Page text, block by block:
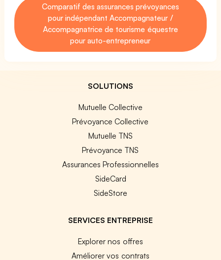
Comparatif des assurances prévoyances
pour indépendant Accompagnateur /
Accompagnatrice de tourisme équestre
pour auto-entrepreneur
SOLUTIONS
Mutuelle Collective
Prévoyance Collective
Mutuelle TNS
Prévoyance TNS
Assurances Professionnelles
SideCard
SideStore
SERVICES ENTREPRISE
Explorer nos offres
Améliorer vos contrats